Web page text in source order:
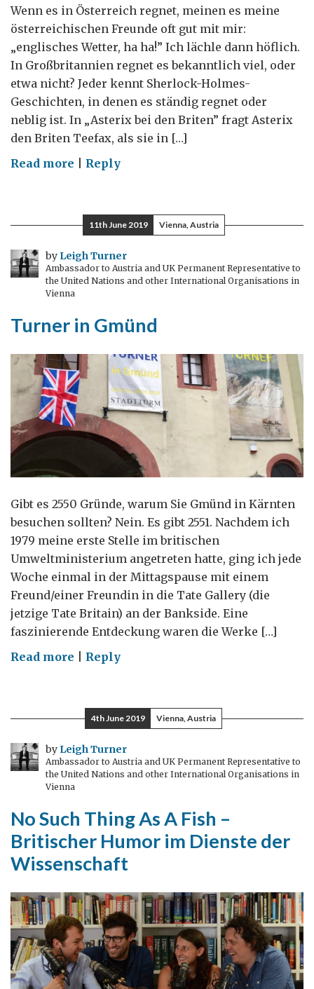
Wenn es in Österreich regnet, meinen es meine
österreichischen Freunde oft gut mit mir:
„englisches Wetter, ha ha!” Ich lächle dann höflich.
In Großbritannien regnet es bekanntlich viel, oder
etwa nicht? Jeder kennt Sherlock-Holmes-
Geschichten, in denen es ständig regnet oder
neblig ist. In „Asterix bei den Briten” fragt Asterix
den Briten Teefax, als sie in […]
Read more on
es
am
meisten?
In
London,
…
Rom?
Reply
11th June 2019 Vienna, Austria
by Leigh Turner
Ambassador to Austria and UK Permanent Representative to
the United Nations and other International Organisations in
Vienna
Turner in Gmünd
Gibt es 2550 Gründe, warum Sie Gmünd in Kärnten
besuchen sollten? Nein. Es gibt 2551. Nachdem ich
1979 meine erste Stelle im britischen
Umweltministerium angetreten hatte, ging ich jede
Woche einmal in der Mittagspause mit einem
Freund/einer Freundin in die Tate Gallery (die
jetzige Tate Britain) an der Bankside. Eine
faszinierende Entdeckung waren die Werke […]
Read more on
Gmünd
Reply
4th June 2019 Vienna, Austria
by Leigh Turner
Ambassador to Austria and UK Permanent Representative to
the United Nations and other International Organisations in
Vienna
No Such Thing As A Fish –
Britischer Humor im Dienste der
Wissenschaft